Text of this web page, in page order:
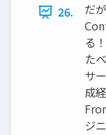
26.
だ
る
た
サ
成
ジ